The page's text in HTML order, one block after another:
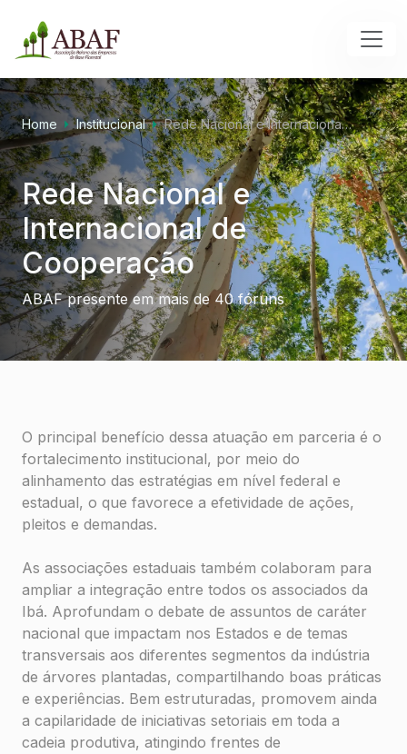
Home Institucional Rede Nacional e Internaciona…
Rede Nacional e
Internacional de
Cooperação
ABAF presente em mais de 40 fóruns
O principal benefício dessa atuação em parceria é o
fortalecimento institucional, por meio do
alinhamento das estratégias em nível federal e
estadual, o que favorece a efetividade de ações,
pleitos e demandas.
As associações estaduais também colaboram para
ampliar a integração entre todos os associados da
Ibá. Aprofundam o debate de assuntos de caráter
nacional que impactam nos Estados e de temas
transversais aos diferentes segmentos da indústria
de árvores plantadas, compartilhando boas práticas
e experiências. Bem estruturadas, promovem ainda
a capilaridade de iniciativas setoriais em toda a
cadeia produtiva, atingindo frentes de